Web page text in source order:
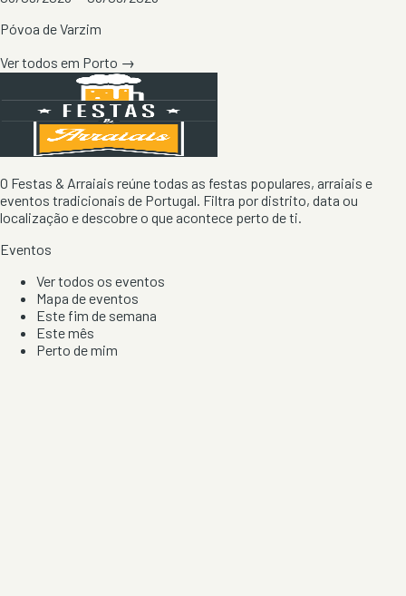
Póvoa de Varzim
Ver todos em Porto →
O Festas & Arraiais reúne todas as festas populares, arraiais e
eventos tradicionais de Portugal. Filtra por distrito, data ou
localização e descobre o que acontece perto de ti.
Eventos
Ver todos os eventos
Mapa de eventos
Este fim de semana
Este mês
Perto de mim